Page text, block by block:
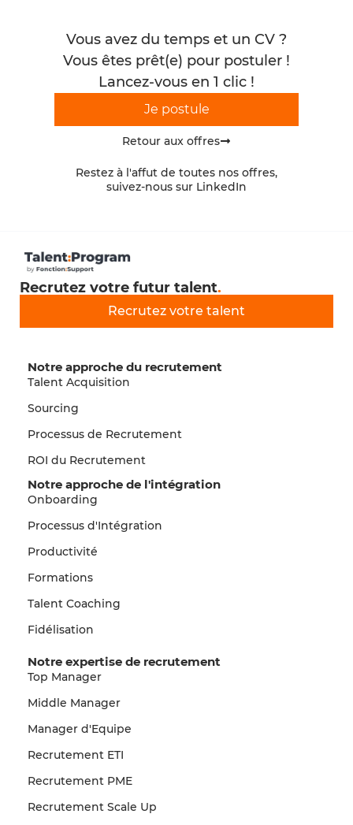
Vous avez du temps et un CV ?
Vous êtes prêt(e) pour postuler !
Lancez-vous en 1 clic !
Je postule
Retour aux offres
Restez à l'affut de toutes nos offres,
suivez-nous sur LinkedIn
Recrutez votre futur talent.
Recrutez votre talent
Notre approche du recrutement
Talent Acquisition
Sourcing
Processus de Recrutement
ROI du Recrutement
Notre approche de l'intégration
Onboarding
Processus d'Intégration
Productivité
Formations
Talent Coaching
Fidélisation
Notre expertise de recrutement
Top Manager
Middle Manager
Manager d'Equipe
Recrutement ETI
Recrutement PME
Recrutement Scale Up